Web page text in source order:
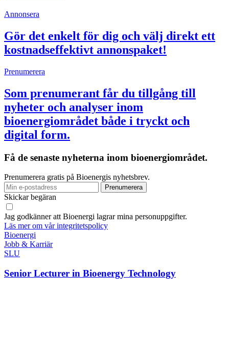
Annonsera
Gör det enkelt för dig och välj direkt ett
kostnadseffektivt annonspaket!
Prenumerera
Som prenumerant får du tillgång till
nyheter och analyser inom
bioenergiområdet både i tryckt och
digital form.
Få de senaste nyheterna inom bioenergiområdet.
Prenumerera gratis på Bioenergis nyhetsbrev.
Skickar begäran
Jag godkänner att Bioenergi lagrar mina personuppgifter.
Läs mer om vår integritetspolicy
Bioenergi
Jobb & Karriär
SLU
Senior Lecturer in Bioenergy Technology